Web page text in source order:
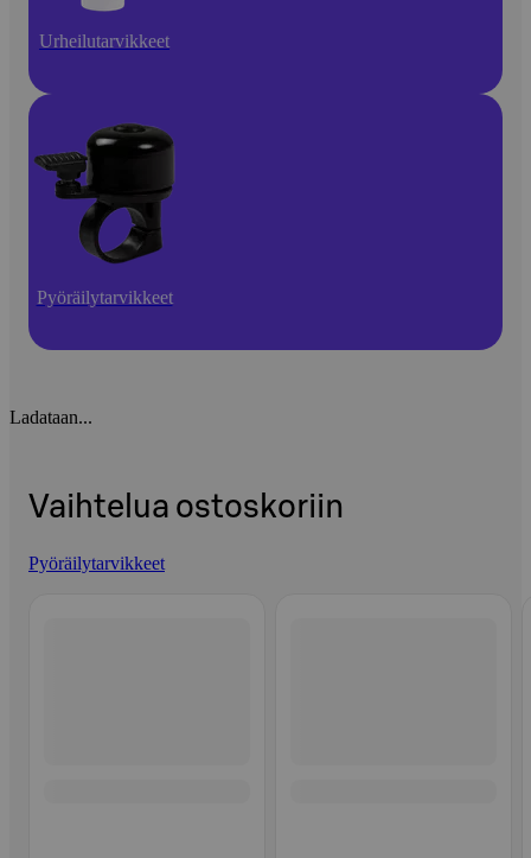
Urheilutarvikkeet
Pyöräilytarvikkeet
Ladataan...
Vaihtelua ostoskoriin
Pyöräilytarvikkeet